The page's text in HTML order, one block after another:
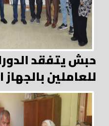
حبش يتفقد
للعاملين بالجهاز